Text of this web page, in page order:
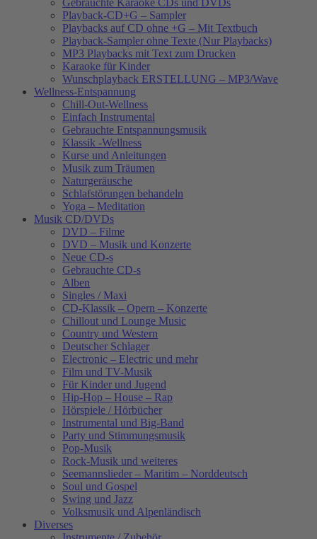
Playback-CD+G – Sampler
Playbacks auf CD ohne +G – Mit Textbuch
Playback-Sampler ohne Texte (Nur Playbacks)
MP3 Playbacks mit Text zum Drucken
Karaoke für Kinder
Wunschplayback ERSTELLUNG – MP3/Wave
Wellness-Entspannung
Chill-Out-Wellness
Einfach Instrumental
Gebrauchte Entspannungsmusik
Klassik -Wellness
Kurse und Anleitungen
Musik zum Träumen
Naturgeräusche
Schlafstörungen behandeln
Yoga – Meditation
Musik CD/DVDs
DVD – Filme
DVD – Musik und Konzerte
Neue CD-s
Gebrauchte CD-s
Alben
Singles / Maxi
CD-Klassik – Opern – Konzerte
Chillout und Lounge Music
Country und Western
Deutscher Schlager
Electronic – Electric und mehr
Film und TV-Musik
Für Kinder und Jugend
Hip-Hop – House – Rap
Hörspiele / Hörbücher
Instrumental und Big-Band
Party und Stimmungsmusik
Pop-Musik
Rock-Musik und weiteres
Seemannslieder – Maritim – Norddeutsch
Soul und Gospel
Swing und Jazz
Volksmusik und Alpenländisch
Diverses